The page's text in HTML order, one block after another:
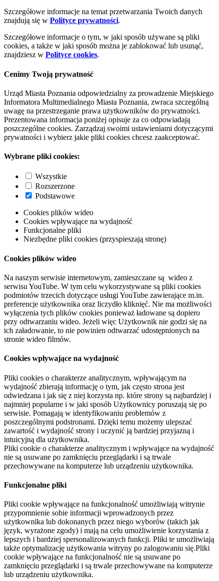
Szczegółowe informacje na temat przetwarzania Twoich danych
znajdują się w Polityce prywatności.
Szczegółowe informacje o tym, w jaki sposób używane są pliki
cookies, a także w jaki sposób można je zablokować lub usunąć,
znajdziesz w Polityce cookies.
Cenimy Twoją prywatność
Urząd Miasta Poznania odpowiedzialny za prowadzenie Miejskiego
Informatora Multimedialnego Miasta Poznania, zwraca szczególną
uwagę na przestrzeganie prawa użytkowników do prywatności.
Prezentowana informacja poniżej opisuje za co odpowiadają
poszczególne cookies. Zarządzaj swoimi ustawieniami dotyczącymi
prywatności i wybierz jakie pliki cookies chcesz zaakceptować.
Wybrane pliki cookies:
Wszystkie
Rozszerzone
Podstawowe
Cookies plików wideo
Cookies wpływające na wydajność
Funkcjonalne pliki
Niezbędne pliki cookies (przyspieszają stronę)
Cookies plików wideo
Na naszym serwisie internetowym, zamieszczane są wideo z
serwisu YouTube. W tym celu wykorzystywane są pliki cookies
podmiotów trzecich dotyczące usługi YouTube zawierające m.in.
preferencje użytkownika oraz liczydło kliknięć. Nie ma możliwości
wyłączenia tych plików cookies ponieważ ładowane są dopiero
przy odtwarzaniu wideo. Jeżeli więc Użytkownik nie godzi się na
ich załadowanie, to nie powinien odtwarzać udostępnionych na
stronie wideo filmów.
Cookies wpływające na wydajność
Pliki cookies o charakterze analitycznym, wpływającym na
wydajność zbierają informację o tym, jak często strona jest
odwiedzana i jak się z niej korzysta np. które strony są najbardziej i
najmniej popularne i w jaki sposób Użytkownicy poruszają się po
serwisie. Pomagają w identyfikowaniu problemów z
poszczególnymi podstronami. Dzięki temu możemy ulepszać
zawartość i wydajność strony i uczynić ją bardziej przyjazną i
intuicyjną dla użytkownika.
Pliki cookie o charakterze analitycznym i wpływające na wydajność
nie są usuwane po zamknięciu przeglądarki i są trwale
przechowywane na komputerze lub urządzeniu użytkownika.
Funkcjonalne pliki
Pliki cookie wpływające na funkcjonalność umożliwiają witrynie
przypomnienie sobie informacji wprowadzonych przez
użytkownika lub dokonanych przez niego wyborów (takich jak
język, wyrażone zgody) i mają na celu umożliwienie korzystania z
lepszych i bardziej spersonalizowanych funkcji. Pliki te umożliwiają
także optymalizację użytkowania witryny po zalogowaniu się.Pliki
cookie wpływające na funkcjonalność nie są usuwane po
zamknięciu przeglądarki i są trwale przechowywane na komputerze
lub urządzeniu użytkownika.